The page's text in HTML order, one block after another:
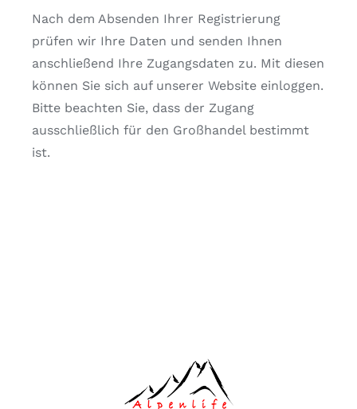
Nach dem Absenden Ihrer Registrierung
prüfen wir Ihre Daten und senden Ihnen
anschließend Ihre Zugangsdaten zu. Mit diesen
können Sie sich auf unserer Website einloggen.
Bitte beachten Sie, dass der Zugang
ausschließlich für den Großhandel bestimmt
ist.